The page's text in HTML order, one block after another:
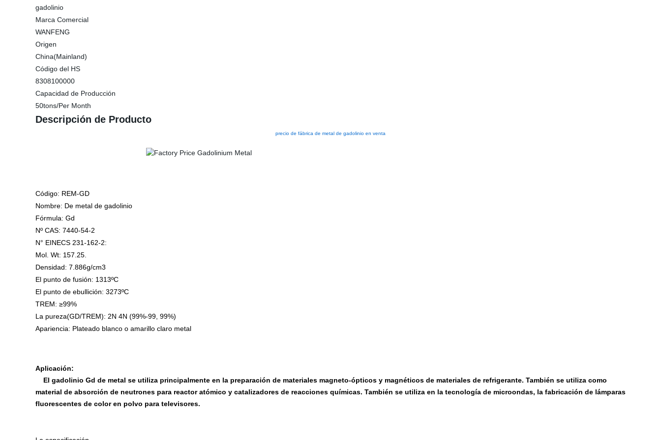
gadolinio
Marca Comercial
WANFENG
Origen
China(Mainland)
Código del HS
8308100000
Capacidad de Producción
50tons/Per Month
Descripción de Producto
precio de fábrica de metal de gadolinio en venta
Código: REM-GD
Nombre: De metal de gadolinio
Fórmula: Gd
Nº CAS: 7440-54-2
N° EINECS 231-162-2:
Mol. Wt: 157.25.
Densidad: 7.886g/cm3
El punto de fusión: 1313ºC
El punto de ebullición: 3273ºC
TREM: ≥99%
La pureza(GD/TREM): 2N 4N (99%-99, 99%)
Apariencia: Plateado blanco o amarillo claro metal
Aplicación:
El gadolinio Gd de metal se utiliza principalmente en la preparación de materiales magneto-ópticos y magnéticos de materiales de refrigerante. También se utiliza como
material de absorción de neutrones para reactor atómico y catalizadores de reacciones químicas. También se utiliza en la tecnología de microondas, la fabricación de lámparas
fluorescentes de color en polvo para televisores.